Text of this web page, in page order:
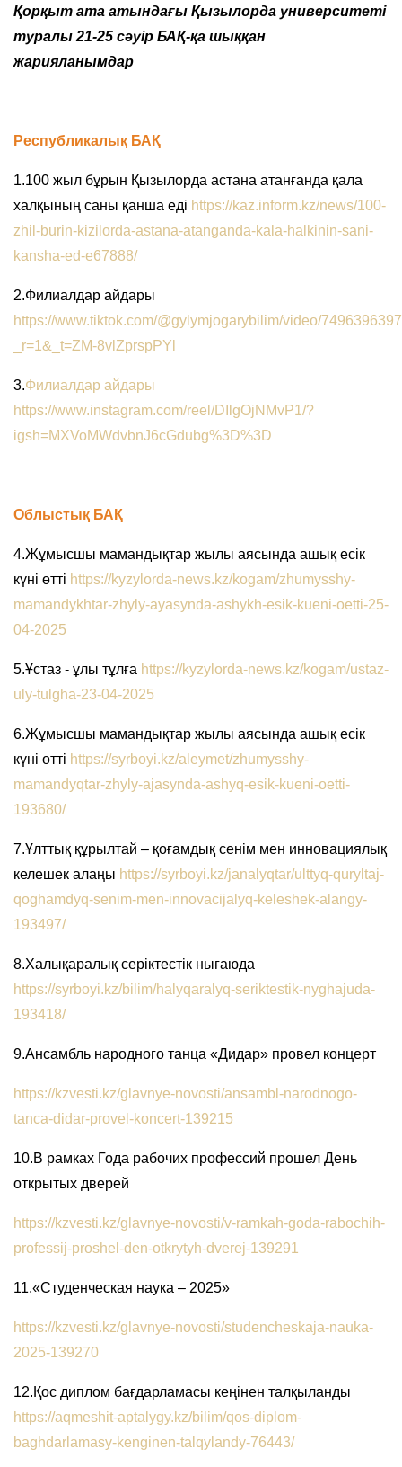
Қорқыт ата атындағы Қызылорда университеті
туралы 21-25 сәуір БАҚ-қа шыққан
жарияланымдар
Республикалық БАҚ
1.100 жыл бұрын Қызылорда астана атанғанда қала
халқының саны қанша еді https://kaz.inform.kz/news/100-
zhil-burin-kizilorda-astana-atanganda-kala-halkinin-sani-
kansha-ed-e67888/
2.Филиалдар айдары
https://www.tiktok.com/@gylymjogarybilim/video/
_r=1&_t=ZM-8vlZprspPYl
3.Филиалдар айдары
https://www.instagram.com/reel/DIlgOjNMvP1/?
igsh=MXVoMWdvbnJ6cGdubg%3D%3D
Облыстық БАҚ
4.Жұмысшы мамандықтар жылы аясында ашық есік
күні өтті https://kyzylorda-news.kz/kogam/zhumysshy-
mamandykhtar-zhyly-ayasynda-ashykh-esik-kueni-oetti-25-
04-2025
5.Ұстаз - ұлы тұлға https://kyzylorda-news.kz/kogam/ustaz-
uly-tulgha-23-04-2025
6.Жұмысшы мамандықтар жылы аясында ашық есік
күні өтті https://syrboyi.kz/aleymet/zhumysshy-
mamandyqtar-zhyly-ajasynda-ashyq-esik-kueni-oetti-
193680/
7.Ұлттық құрылтай – қоғамдық сенім мен инновациялық
келешек алаңы https://syrboyi.kz/janalyqtar/ulttyq-quryltaj-
qoghamdyq-senim-men-innovacijalyq-keleshek-alangy-
193497/
8.Халықаралық серіктестік нығаюда
https://syrboyi.kz/bilim/halyqaralyq-seriktestik-nyghajuda-
193418/
9.Ансамбль народного танца «Дидар» провел концерт
https://kzvesti.kz/glavnye-novosti/ansambl-narodnogo-
tanca-didar-provel-koncert-139215
10.В рамках Года рабочих профессий прошел День
открытых дверей
https://kzvesti.kz/glavnye-novosti/v-ramkah-goda-rabochih-
professij-proshel-den-otkrytyh-dverej-139291
11.«Студенческая наука – 2025»
https://kzvesti.kz/glavnye-novosti/studencheskaja-nauka-
2025-139270
12.Қос диплом бағдарламасы кеңінен талқыланды
https://aqmeshit-aptalygy.kz/bilim/qos-diplom-
baghdarlamasy-kenginen-talqylandy-76443/